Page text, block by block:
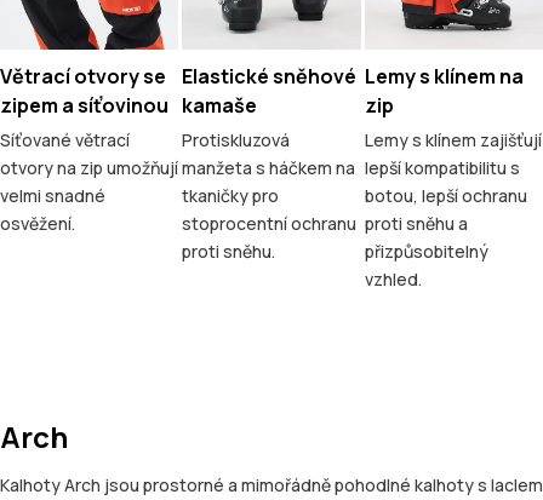
Větrací otvory se
zipem a síťovinou
Síťované větrací
otvory na zip umožňují
velmi snadné
osvěžení.
Elastické sněhové
kamaše
Protiskluzová
manžeta s háčkem na
tkaničky pro
stoprocentní ochranu
proti sněhu.
Lemy s klínem na
zip
Lemy s klínem zajišťují
lepší kompatibilitu s
botou, lepší ochranu
proti sněhu a
přizpůsobitelný
vzhled.
Arch
Kalhoty Arch jsou prostorné a mimořádně pohodlné kalhoty s laclem